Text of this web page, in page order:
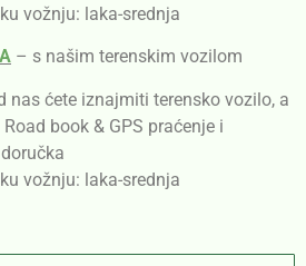
vožnju: laka-srednja
– s našim terenskim vozilom
nas ćete iznajmiti terensko vozilo, a
book & GPS praćenje i
vožnju: laka-srednja